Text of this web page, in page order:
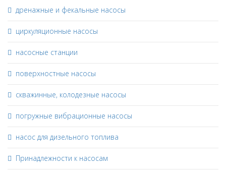
дренажные и фекальные насосы
циркуляционные насосы
насосные станции
поверхностные насосы
скважинные, колодезные насосы
погружные вибрационные насосы
насос для дизельного топлива
Принадлежности к насосам